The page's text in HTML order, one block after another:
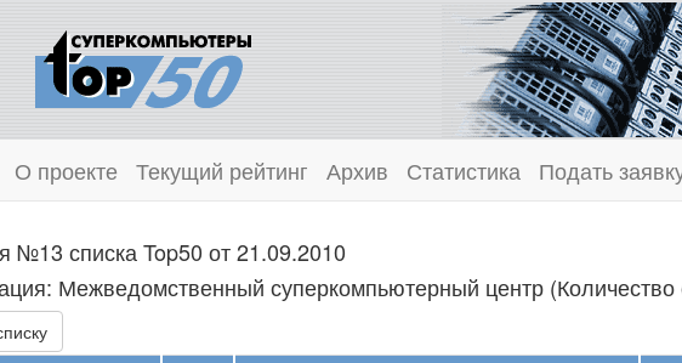
О проекте Текущий рейтинг Архив Статистика Подать
№13 списка Top50 от 21.09.2010
Межведомственный суперкомпьютерный центр (Количество